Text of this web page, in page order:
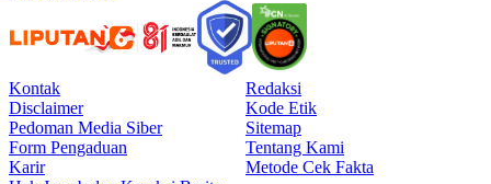
Kontak
Redaksi
Disclaimer
Kode Etik
Pedoman Media Siber
Sitemap
Form Pengaduan
Tentang Kami
Karir
Metode Cek Fakta